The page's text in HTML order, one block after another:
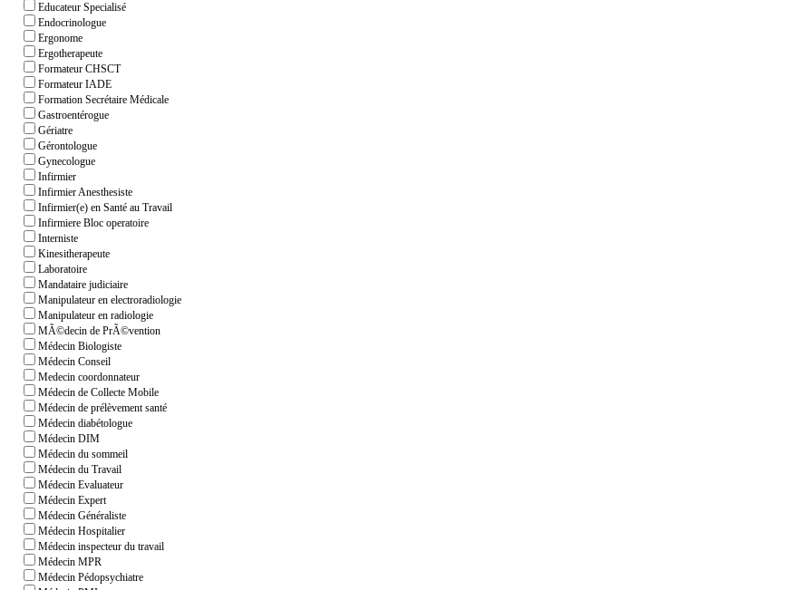
Educateur Specialisé
Endocrinologue
Ergonome
Ergotherapeute
Formateur CHSCT
Formateur IADE
Formation Secrétaire Médicale
Gastroentérogue
Gériatre
Gérontologue
Gynecologue
Infirmier
Infirmier Anesthesiste
Infirmier(e) en Santé au Travail
Infirmiere Bloc operatoire
Interniste
Kinesitherapeute
Laboratoire
Mandataire judiciaire
Manipulateur en electroradiologie
Manipulateur en radiologie
MÃ©decin de PrÃ©vention
Médecin Biologiste
Médecin Conseil
Medecin coordonnateur
Médecin de Collecte Mobile
Médecin de prélèvement santé
Médecin diabétologue
Médecin DIM
Médecin du sommeil
Médecin du Travail
Médecin Evaluateur
Médecin Expert
Médecin Généraliste
Médecin Hospitalier
Médecin inspecteur du travail
Médecin MPR
Médecin Pédopsychiatre